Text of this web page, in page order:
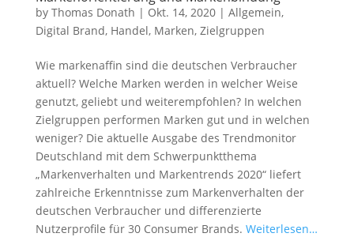
by Thomas Donath | Okt. 14, 2020| Allgemein,
Digital Brand, Handel, Marken, Zielgruppen
Wie markenaffin sind die deutschen Verbraucher
aktuell? Welche Marken werden in welcher Weise
genutzt, geliebt und weiterempfohlen? In welchen
Zielgruppen performen Marken gut und in welchen
weniger? Die aktuelle Ausgabe des Trendmonitor
Deutschland mit dem Schwerpunktthema
„Markenverhalten und Markentrends 2020“ liefert
zahlreiche Erkenntnisse zum Markenverhalten der
deutschen Verbraucher und differenzierte
Nutzerprofile für 30 Consumer Brands. Weiterlesen…